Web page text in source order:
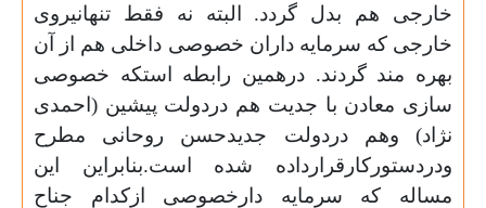
خارجی هم بدل گردد. البته نه فقط تنهانیروی
خارجی که سرمایه داران خصوصی داخلی هم از آن
بهره مند گردند. درهمین رابطه استکه خصوصی
سازی معادن با جدیت هم دردولت پیشین (احمدی
نژاد) وهم دردولت جدیدحسن روحانی مطرح
ودردستورکارقرارداده شده است.بنابراین این
مساله که سرمایه دارخصوصی ازکدام جناح